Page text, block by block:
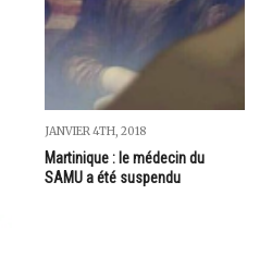
JANVIER 4TH, 2018
Martinique : le médecin du
SAMU a été suspendu